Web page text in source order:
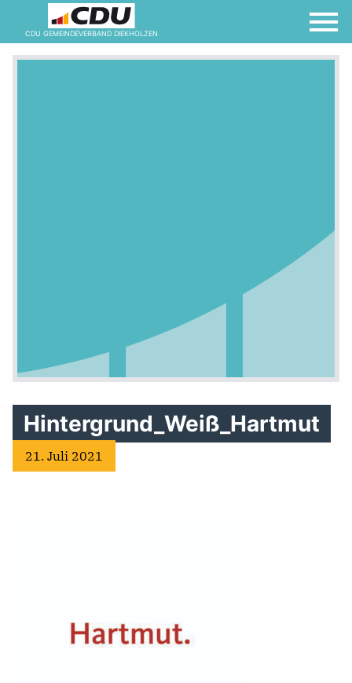
CDU GEMEINDEVERBAND DIEKHOLZEN
Hintergrund_Weiß_Hartmut
21. Juli 2021